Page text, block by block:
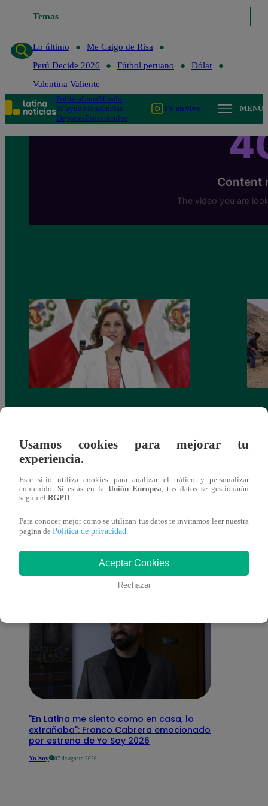
Temas
Lo último
Me Caigo de Risa
Perú Decide 2026
Fútbol peruano
Dólar
Valentina Valiente
PolíticaLimaMundo
Te ayudoTendencias
DeportesEspectáculos
TV en vivo MENÚ
Las
También te puede
interesar
"En Latina me siento como en casa, lo
extrañaba": Franco Cabrera emocionado
por estreno de Yo Soy 2026
Yo Soy 07 de agosto 2026
Usamos cookies para mejorar tu
experiencia.
Este sitio utiliza cookies para analizar el tráfico y personalizar
contenido. Si estás en la Unión Europea , tus datos se gestionarán
según el RGPD
Para conocer mejor como se utilizan tus datos te invitamos leer nuestra
pagina de Política de privacidad
Aceptar Cookies
Rechazar